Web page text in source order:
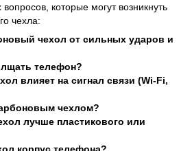
которые могут возникнуть
чехла:
чехол от сильных ударов и
телефон?
влияет на сигнал связи (Wi-Fi,
чехлом?
лучше пластикового или